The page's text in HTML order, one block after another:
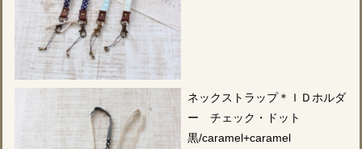
ネックストラップ＊ＩＤホルダ
ー チェック・ドット
黒/caramel+caramel